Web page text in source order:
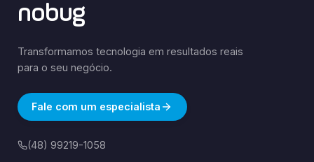
nobug
Transformamos tecnologia em resultados reais
para o seu negócio.
Fale com um especialista
(48) 99219-1058